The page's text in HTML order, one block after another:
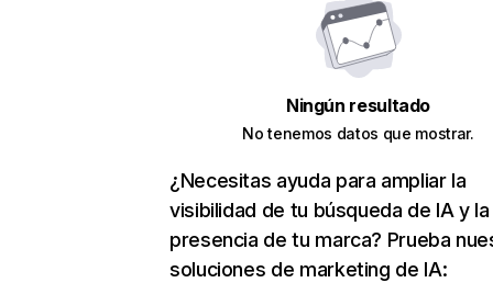
Ningún resultado
No tenemos datos que mostrar.
¿Necesitas ayuda para ampliar la
visibilidad de tu búsqueda de IA y la
presencia de tu marca? Prueba
soluciones de marketing de IA: